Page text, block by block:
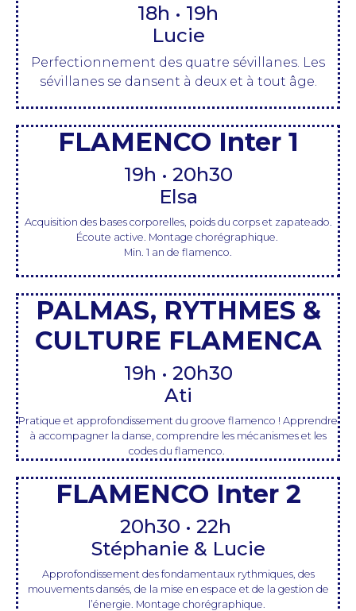
18h • 19h
Lucie
Perfectionnement des quatre sévillanes. Les
sévillanes se dansent à deux et à tout âge.
FLAMENCO Inter 1
19h • 20h30
Elsa
Acquisition des bases corporelles, poids du corps et zapateado.
Écoute active. Montage chorégraphique.
Min. 1 an de flamenco.
PALMAS, RYTHMES &
CULTURE FLAMENCA
19h • 20h30
Ati
Pratique et approfondissement du groove flamenco ! Apprendre
à accompagner la danse, comprendre les mécanismes et les
codes du flamenco.
FLAMENCO Inter 2
20h30 • 22h
Stéphanie & Lucie
Approfondissement des fondamentaux rythmiques, des
mouvements dansés, de la mise en espace et de la gestion de
l’énergie. Montage chorégraphique.